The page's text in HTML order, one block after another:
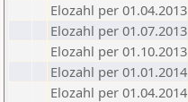
Elozahl per 01.04.2013
Elozahl per 01.07.2013
Elozahl per 01.10.2013
Elozahl per 01.01.2014
Elozahl per 01.04.2014